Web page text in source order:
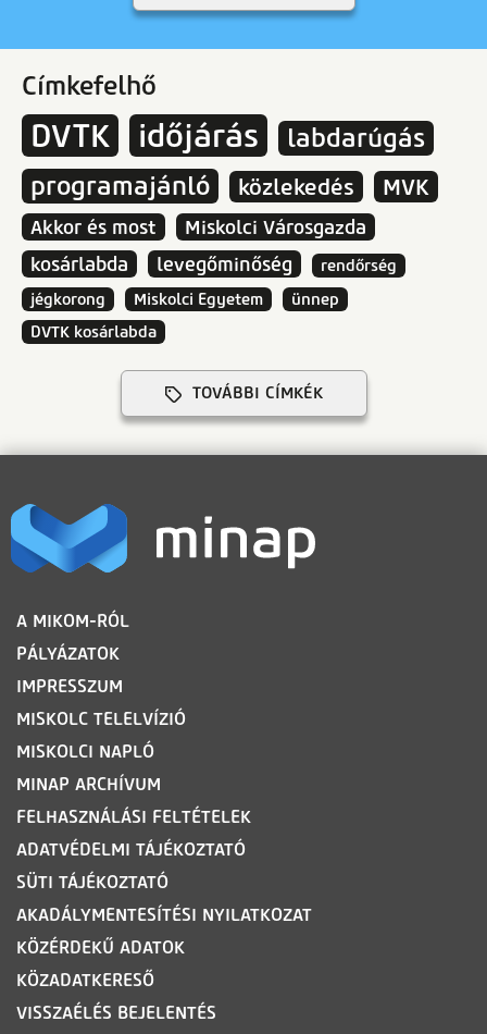
Címkefelhő
DVTK időjárás
labdarúgás
programajánló
közlekedés MVK
Akkor és most
Miskolci Városgazda
kosárlabda
levegőminőség
rendőrség
jégkorong
Miskolci Egyetem
ünnep
DVTK kosárlabda
TOVÁBBI CÍMKÉK
LÁBLÉC
A MIKOM-RÓL
PÁLYÁZATOK
IMPRESSZUM
MISKOLC TELELVÍZIÓ
MISKOLCI NAPLÓ
MINAP ARCHÍVUM
FELHASZNÁLÁSI FELTÉTELEK
ADATVÉDELMI TÁJÉKOZTATÓ
SÜTI TÁJÉKOZTATÓ
AKADÁLYMENTESÍTÉSI NYILATKOZAT
KÖZÉRDEKŰ ADATOK
KÖZADATKERESŐ
VISSZAÉLÉS BEJELENTÉS